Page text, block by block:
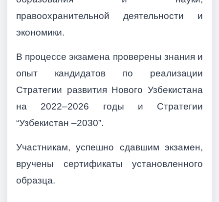
правоохранительной деятельности и
экономики.
В процессе экзамена проверены знания и
опыт кандидатов по реализации
Стратегии развития Нового Узбекистана
на 2022–2026 годы и Стратегии
“Узбекистан –2030”.
Участникам, успешно сдавшим экзамен,
вручены сертификаты установленного
образца.